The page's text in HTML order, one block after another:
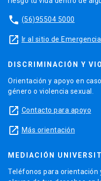
phone (56)95504 5000
launch Ir al sitio de
DISCRIMINACIÓN Y
Orientación y apoyo en
género o violencia sexual.
launch Contacto para apoyo
launch Más orientación
MEDIACIÓN
Teléfonos para orientación